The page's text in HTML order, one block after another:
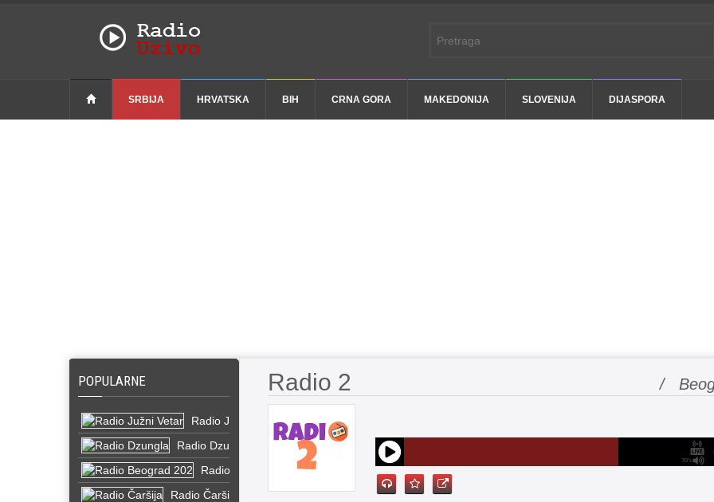
SRBIJA HRVATSKA BIH CRNA GORA MAKEDONIJA SLOVENIJA DIJASPORA
POPULARNE
Radio Južni Vetar
Radio Dzungla
Radio Beograd 202
Radio Čaršija
Radio 2 /
70%